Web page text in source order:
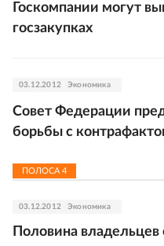
Госкомпании могут
госзакупках
03.12.2012 Экономика
Совет Федерации
борьбы с
ПОЛОСА 4
03.12.2012 Экономика
Половина